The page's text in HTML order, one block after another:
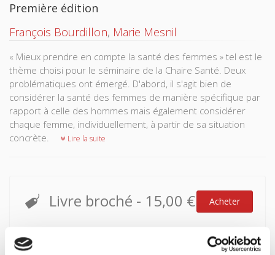
Première édition
François Bourdillon, Marie Mesnil
« Mieux prendre en compte la santé des femmes » tel est le
thème choisi pour le séminaire de la Chaire Santé. Deux
problématiques ont émergé. D'abord, il s'agit bien de
considérer la santé des femmes de manière spécifique par
rapport à celle des hommes mais également considérer
chaque femme, individuellement, à partir de sa situation
concrète.
Lire la suite
Livre broché - 15,00 € Acheter